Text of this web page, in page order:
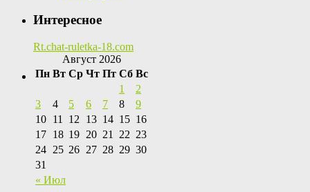
Интересное
Rt.chat-ruletka-18.com
Август 2026
Пн Вт Ср Чт Пт Сб Вс
« Июл
1
2
3
4 5 6 7 8
9
10 11 12 13 14 15 16
17 18 19 20 21 22 23
24 25 26 27 28 29 30
31